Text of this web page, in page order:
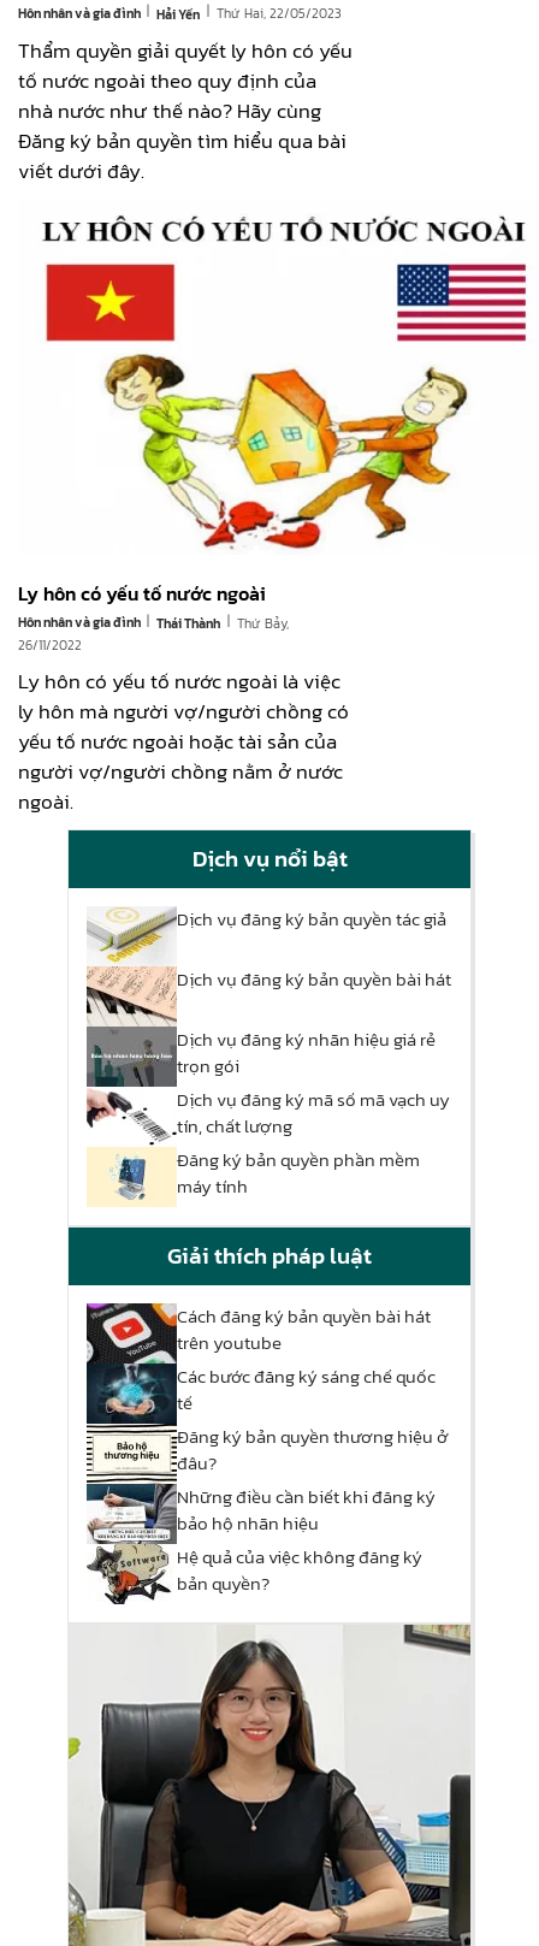
Hôn nhân và gia đình | Hải Yến | Thứ Hai, 22/05/2023
Thẩm quyền giải quyết ly hôn có yếu
tố nước ngoài theo quy định của
nhà nước như thế nào? Hãy cùng
Đăng ký bản quyền tìm hiểu qua bài
viết dưới đây.
Ly hôn có yếu tố nước ngoài
Hôn nhân và gia đình | Thái Thành | Thứ Bảy,
26/11/2022
Ly hôn có yếu tố nước ngoài là việc
ly hôn mà người vợ/người chồng có
yếu tố nước ngoài hoặc tài sản của
người vợ/người chồng nằm ở nước
ngoài.
Dịch vụ nổi bật
Dịch vụ đăng ký bản quyền tác giả
Dịch vụ đăng ký bản quyền bài hát
Dịch vụ đăng ký nhãn hiệu giá rẻ
trọn gói
Dịch vụ đăng ký mã số mã vạch uy
tín, chất lượng
Đăng ký bản quyền phần mềm
máy tính
Giải thích pháp luật
Cách đăng ký bản quyền bài hát
trên youtube
Các bước đăng ký sáng chế quốc
tế
Đăng ký bản quyền thương hiệu ở
đâu?
Những điều cần biết khi đăng ký
bảo hộ nhãn hiệu
Hệ quả của việc không đăng ký
bản quyền?